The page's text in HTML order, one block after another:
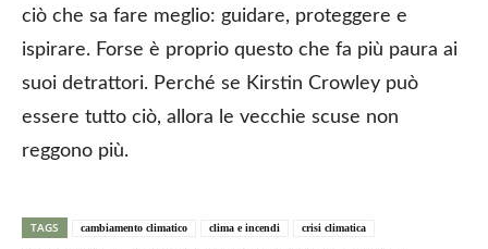
ciò che sa fare meglio: guidare, proteggere e
ispirare. Forse è proprio questo che fa più paura ai
suoi detrattori. Perché se Kirstin Crowley può
essere tutto ciò, allora le vecchie scuse non
reggono più.
TAGS cambiamento climatico clima e incendi crisi climatica